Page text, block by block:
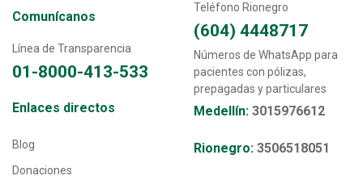
Comunícanos
Línea de Transparencia
01-8000-413-533
Teléfono Rionegro
(604) 4448717
Números de WhatsApp para
pacientes con pólizas,
prepagadas y particulares
Medellín: 3015976612
Rionegro: 3506518051
Transversal - Menú enlaces directos footer
Enlaces directos
Blog
Donaciones